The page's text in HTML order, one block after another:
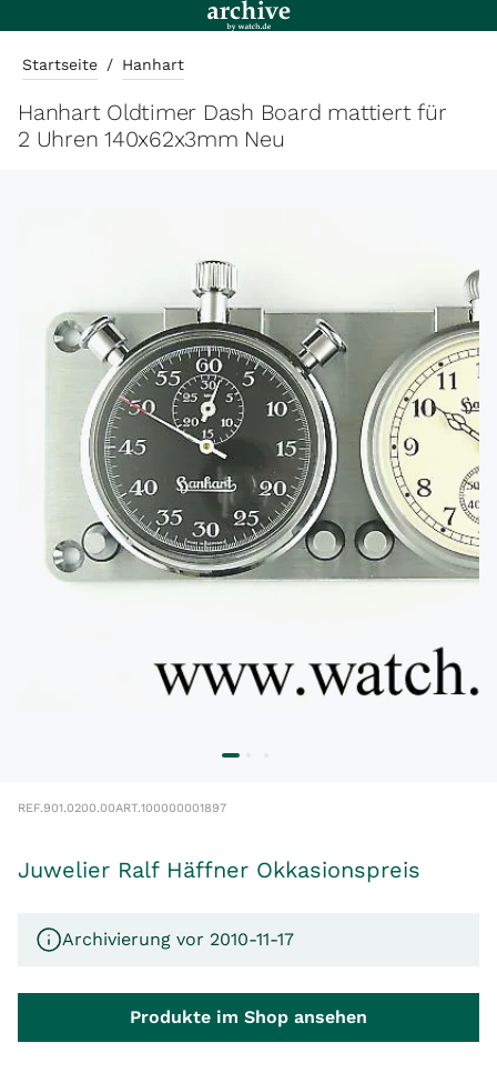
Startseite / Hanhart
Hanhart Oldtimer Dash Board mattiert für
2 Uhren 140x62x3mm Neu
REF.901.0200.00ART.100000001897
Juwelier Ralf Häffner Okkasionspreis
Archivierung vor 2010-11-17
Produkte im Shop ansehen